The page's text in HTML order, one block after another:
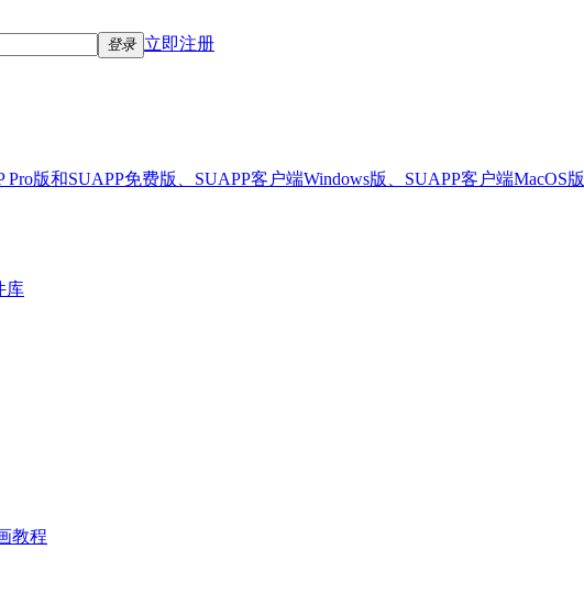
登录 立即注册
版和SUAPP免费版、SUAPP客户端Windows版、SUAPP客户端MacOS版
库
教程